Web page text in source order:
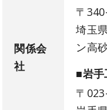
関係会
社
〒
埼玉
ン高
■岩手
〒